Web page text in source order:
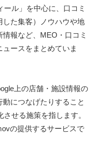
ューサー
ル」を中心に、口コミ
た集客）ノウハウや地
報など、MEO・口コミ
ースをまとめていま
上の店舗・施設情報の
につなげたりすること
せる施策を指します。
の提供するサービスで